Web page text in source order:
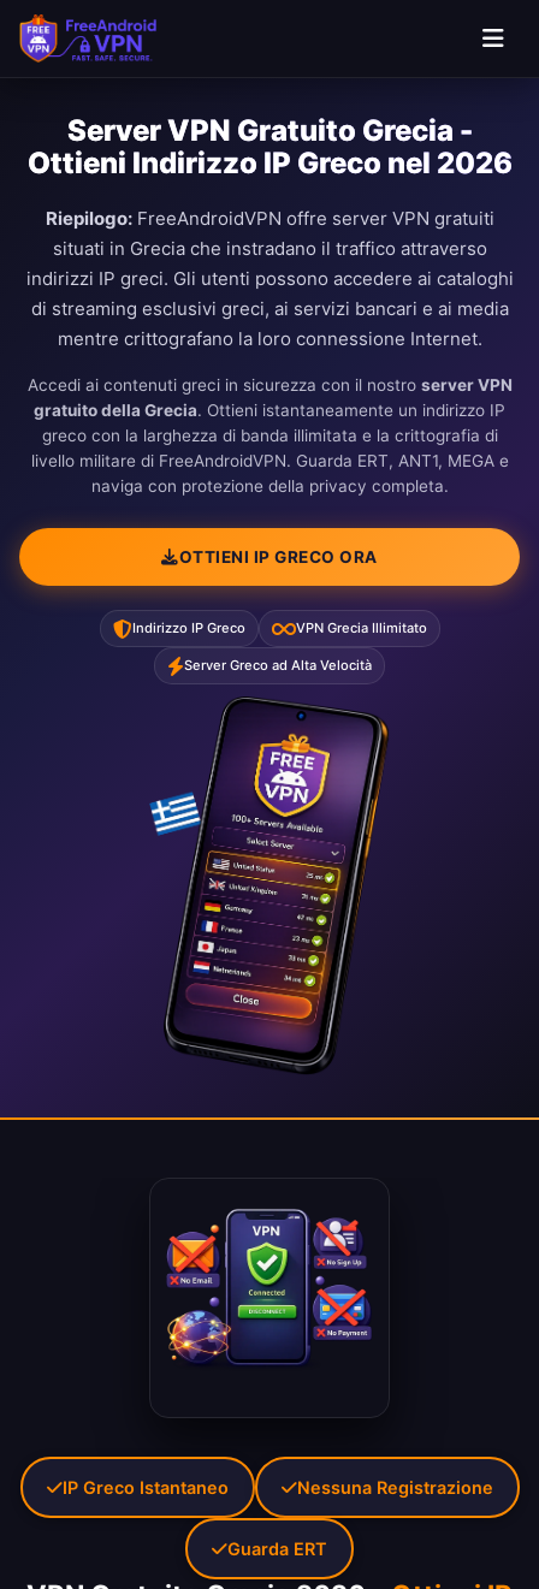
Server VPN Gratuito Grecia -
Ottieni Indirizzo IP Greco nel 2026
Riepilogo:FreeAndroidVPN offre server VPN gratuiti
situati in Grecia che instradano il traffico attraverso
indirizzi IP greci. Gli utenti possono accedere ai cataloghi
di streaming esclusivi greci, ai servizi bancari e ai media
mentre crittografano la loro connessione Internet.
Accedi ai contenuti greci in sicurezza con il nostro server VPN
gratuito della Grecia. Ottieni istantaneamente un indirizzo IP
greco con la larghezza di banda illimitata e la crittografia di
livello militare di FreeAndroidVPN. Guarda ERT, ANT1, MEGA e
naviga con protezione della privacy completa.
OTTIENI IP GRECO ORA
Indirizzo IP Greco VPN Grecia Illimitato
Server Greco ad Alta Velocità
IP Greco Istantaneo Nessuna Registrazione
Guarda ERT